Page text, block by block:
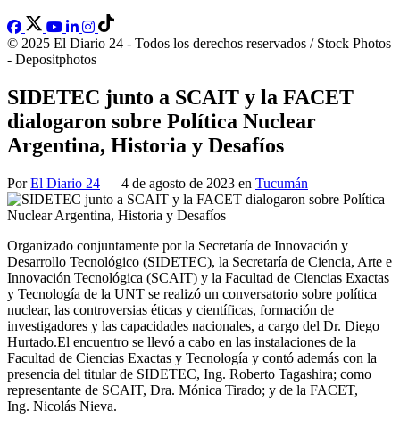
© 2025 El Diario 24 - Todos los derechos reservados / Stock Photos
- Depositphotos
SIDETEC junto a SCAIT y la FACET
dialogaron sobre Política Nuclear
Argentina, Historia y Desafíos
PorEl Diario 24 — 4 de agosto de 2023 en Tucumán
Organizado conjuntamente por la Secretaría de Innovación y
Desarrollo Tecnológico (SIDETEC), la Secretaría de Ciencia, Arte e
Innovación Tecnológica (SCAIT) y la Facultad de Ciencias Exactas
y Tecnología de la UNT se realizó un conversatorio sobre política
nuclear, las controversias éticas y científicas, formación de
investigadores y las capacidades nacionales, a cargo del Dr. Diego
Hurtado.El encuentro se llevó a cabo en las instalaciones de la
Facultad de Ciencias Exactas y Tecnología y contó además con la
presencia del titular de SIDETEC, Ing. Roberto Tagashira; como
representante de SCAIT, Dra. Mónica Tirado; y de la FACET,
Ing. Nicolás Nieva.